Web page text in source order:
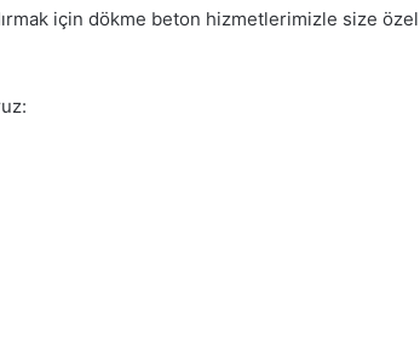
için dökme beton hizmetlerimizle size özel